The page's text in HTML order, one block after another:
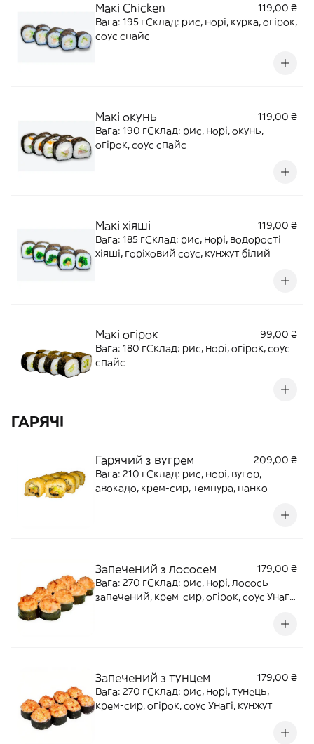
Макі Chicken
119,00 ₴
Вага: 195 гСклад: рис, норі, курка, огірок,
соус спайс
Макі окунь
119,00 ₴
Вага: 190 гСклад: рис, норі, окунь,
огірок, соус спайс
Макі хіяші
119,00 ₴
Вага: 185 гСклад: рис, норі, водорості
хіяші, горіховий соус, кунжут білий
Макі огірок
99,00 ₴
Вага: 180 гСклад: рис, норі, огірок, соус
спайс
ГАРЯЧІ
Гарячий з вугрем
209,00 ₴
Вага: 210 гСклад: рис, норі, вугор,
авокадо, крем-сир, темпура, панко
Запечений з лососем
179,00 ₴
Вага: 270 гСклад: рис, норі, лосось
запечений, крем-сир, огірок, соус Унагі,
Запечений з тунцем
179,00 ₴
Вага: 270 гСклад: рис, норі, тунець,
крем-сир, огірок, соус Унагі, кунжут